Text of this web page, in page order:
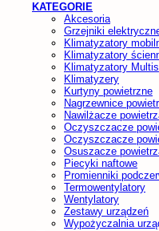
KATEGORIE
Akcesoria
Grzejniki
Klimatyzatory
Klimatyzatory
Klimatyzatory
Klimatyzery
Kurtyny powietrzne
Nagrzewnice
Nawilżacze
Oczyszczacze
Oczyszczacze
Osuszacze
Piecyki naftowe
Promienniki
Termowentylatory
Wentylatory
Zestawy urządzeń
Wypożyczalnia